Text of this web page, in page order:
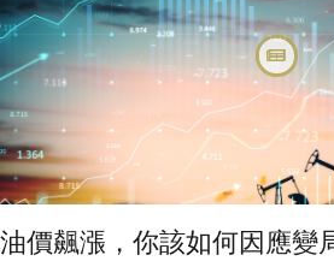
油價飆漲，你該如何因應變